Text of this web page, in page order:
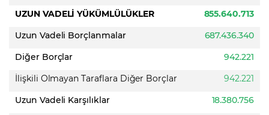
UZUN VADELİ YÜKÜMLÜLÜKLER
855.640.713
Uzun Vadeli Borçlanmalar
687.436.340
Diğer Borçlar
942.221
İlişkili Olmayan Taraflara Diğer Borçlar
942.221
Uzun Vadeli Karşılıklar
18.380.756